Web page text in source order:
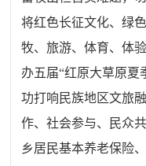
将红色长征文化、绿
牧、旅游、体育、体
办五届“红原大草原夏
功打响民族地区文旅
作、社会参与、民众
乡居民基本养老保险